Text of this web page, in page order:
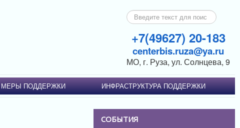
Искать...
+7(49627) 20-183
centerbis.ruza@ya.ru
МО, г. Руза, ул. Солнцева, 9
МЕРЫ ПОДДЕРЖКИ ИНФРАСТРУКТУРА ПОДДЕРЖКИ
СОБЫТИЯ